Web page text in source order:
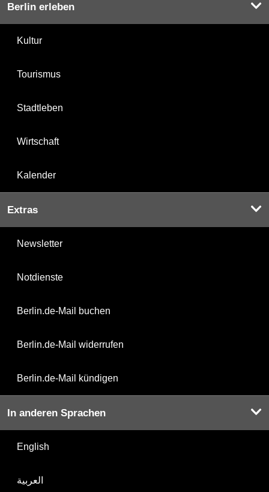
Berlin erleben
Kultur
Tourismus
Stadtleben
Wirtschaft
Kalender
Extras
Newsletter
Notdienste
Berlin.de-Mail buchen
Berlin.de-Mail widerrufen
Berlin.de-Mail kündigen
In anderen Sprachen
English
العربية